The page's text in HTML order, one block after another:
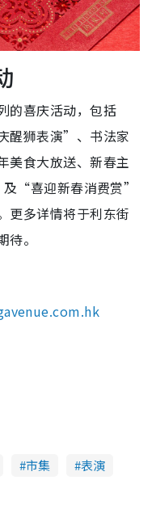
的喜庆活动，包括
醒狮表演”、书法家
美食大放送、新春主
“喜迎新春消费赏”
更多详情将于利东街
。
市集 表演